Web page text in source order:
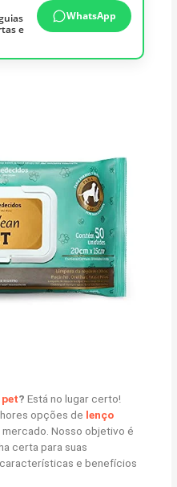
e
WhatsApp
? Está no lugar certo!
opções de lenço
Nosso objetivo é
certa para suas
e benefícios